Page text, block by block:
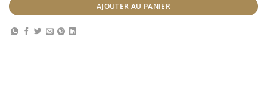
AJOUTER AU PANIER